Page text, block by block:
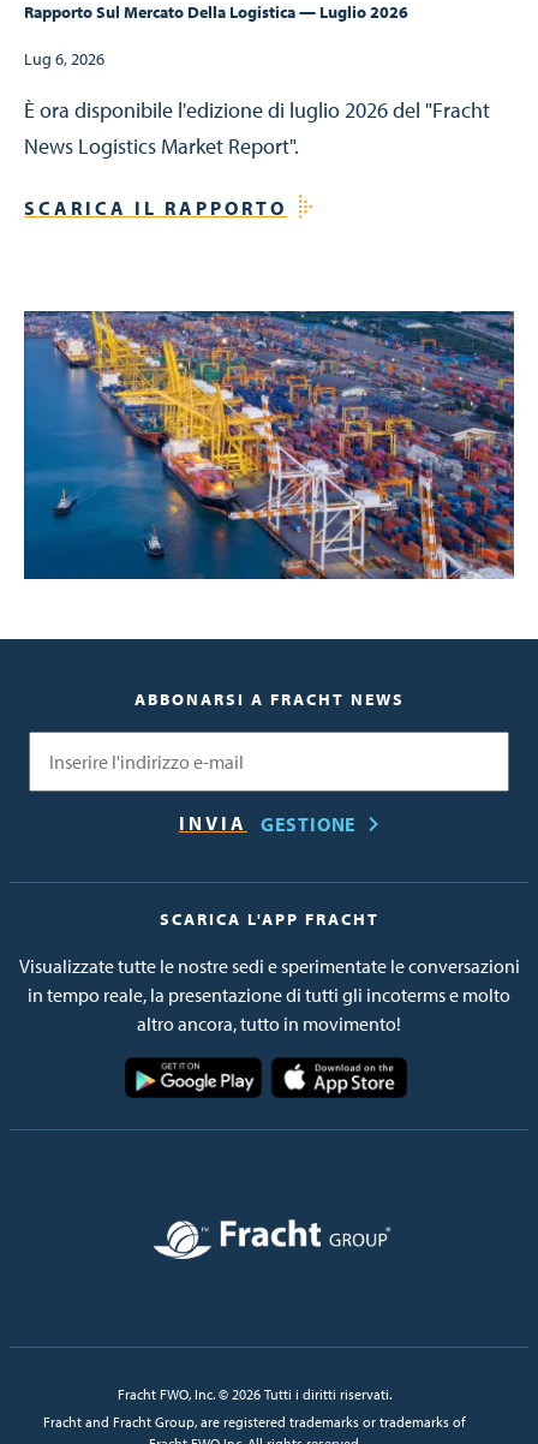
Rapporto Sul Mercato Della Logistica — Luglio 2026
Lug 6, 2026
È ora disponibile l'edizione di luglio 2026 del "Fracht
News Logistics Market Report".
SCARICA IL RAPPORTO
ABBONARSI A FRACHT NEWS
GESTIONE
SCARICA L'APP FRACHT
Visualizzate tutte le nostre sedi e sperimentate le conversazioni
in tempo reale, la presentazione di tutti gli incoterms e molto
altro ancora, tutto in movimento!
Immagine
Immagine
Fracht FWO, Inc. © 2026 Tutti i diritti riservati.
Fracht and Fracht Group, are registered trademarks or trademarks of